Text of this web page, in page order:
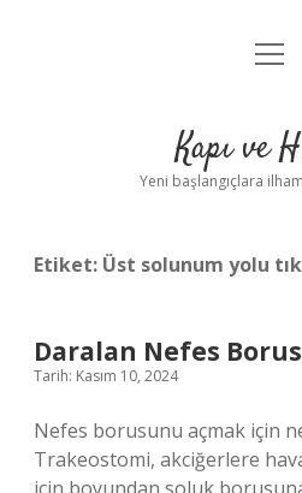
Anasayfa
Yasal
Kapı ve
Yeni başlangıçlara
Etiket: Üst solunum yolu
Daralan Nefes
Tarih: Kasım 10, 2024
Nefes borusunu açmak için
Trakeostomi, akciğerlere